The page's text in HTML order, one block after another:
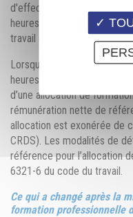
d'effectuer la formation
heures par an. Les heures
travail donnent lieu au
Lorsqu’elles sont ainsi
heures de formation
d’une allocation de
rémunération nette de
allocation est exonérée de
CRDS). Les modalités de
référence pour l’allocation
6321-6 du code du travail.
Ce qui a changé après la
formation professionnelle